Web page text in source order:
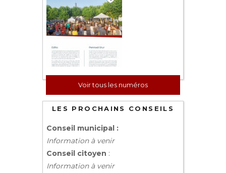
Voir tous les numéros
LES PROCHAINS CONSEILS
Conseil municipal :
Information à venir
Conseil citoyen :
Information à venir